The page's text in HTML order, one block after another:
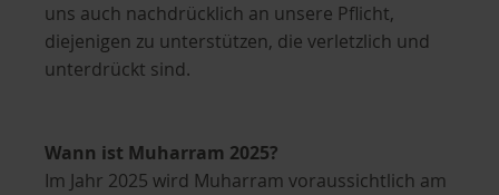
uns auch nachdrücklich an unsere Pflicht,
diejenigen zu unterstützen, die verletzlich und
unterdrückt sind.
Wann ist Muharram 2025?
Im Jahr 2025 wird Muharram voraussichtlich am